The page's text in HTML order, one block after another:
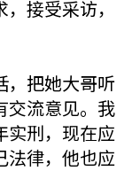
接受采访，
把她大哥听
交流意见。我
实刑，现在应
法律，他也应